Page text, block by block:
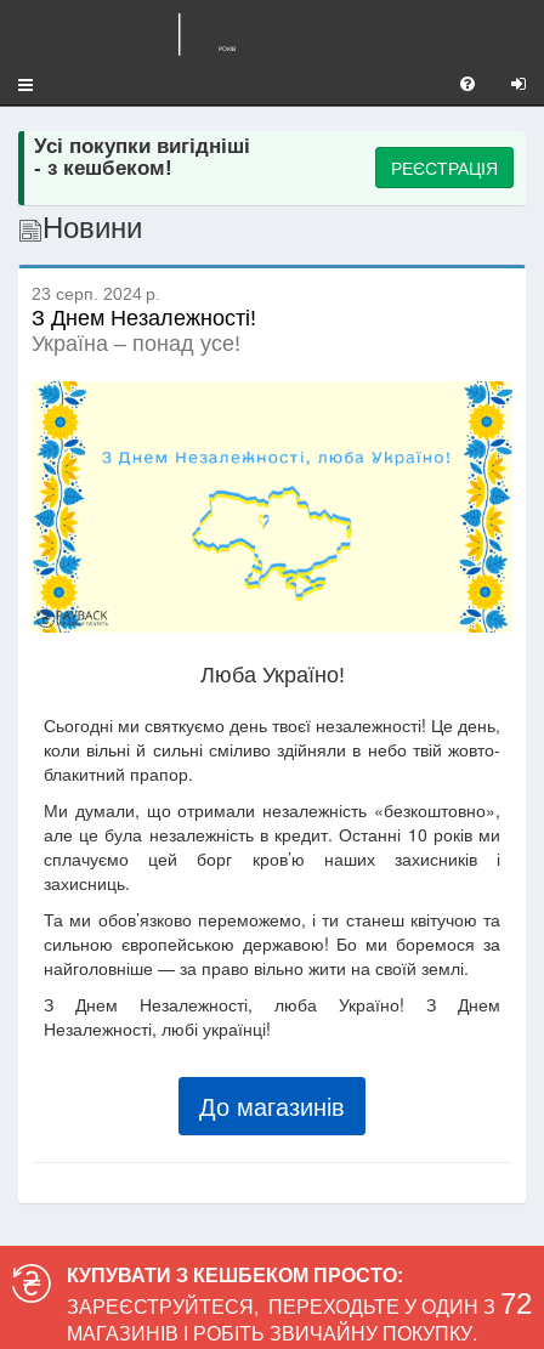
Toggle
navigation
Усі покупки вигідніші
- з кешбеком!
РЕЄСТРАЦІЯ
Новини
23 серп. 2024 р.
З Днем Незалежності!
Україна – понад усе!
Люба Україно!
Сьогодні ми святкуємо день твоєї незалежності! Це день,
коли вільні й сильні сміливо здійняли в небо твій жовто-
блакитний прапор.
Ми думали, що отримали незалежність «безкоштовно»,
але це була незалежність в кредит. Останні 10 років ми
сплачуємо цей борг кров’ю наших захисників і
захисниць.
Та ми обов’язково переможемо, і ти станеш квітучою та
сильною європейською державою! Бо ми боремося за
найголовніше — за право вільно жити на своїй землі.
З Днем Незалежності, люба Україно! З Днем
Незалежності, любі українці!
До магазинів
КУПУВАТИ З КЕШБЕКОМ ПРОСТО:
ЗАРЕЄСТРУЙТЕСЯ, ПЕРЕХОДЬТЕ У ОДИН З 72
МАГАЗИНІВ І РОБІТЬ ЗВИЧАЙНУ ПОКУПКУ.